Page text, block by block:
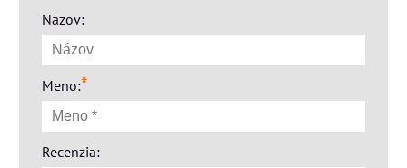
Názov:
Meno:*
Recenzia: